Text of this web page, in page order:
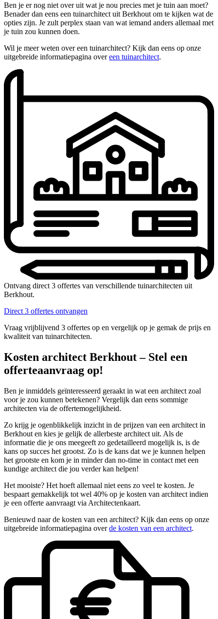
Ben je er nog niet over uit wat je nou precies met je tuin aan moet?
Benader dan eens een tuinarchitect uit Berkhout om te kijken wat de
opties zijn. Je zult perplex staan van wat iemand anders allemaal met
je tuin zou kunnen doen.
Wil je meer weten over een tuinarchitect? Kijk dan eens op onze
uitgebreide informatiepagina overeen tuinarchitect.
Ontvang direct 3 offertes van verschillende tuinarchitecten uit
Berkhout.
Direct 3 offertes ontvangen
Vraag vrijblijvend 3 offertes op en vergelijk op je gemak de prijs en
kwaliteit van tuinarchitecten.
Kosten architect Berkhout – Stel een
offerteaanvraag op!
Ben je inmiddels geïnteresseerd geraakt in wat een architect zoal
voor je zou kunnen betekenen? Vergelijk dan eens sommige
architecten via de offertemogelijkheid.
Zo krijg je ogenblikkelijk inzicht in de prijzen van een architect in
Berkhout en kies je gelijk de allerbeste architect uit. Als de
informatie die je ons meegeeft zo gedetailleerd mogelijk is, is de
kans op succes het grootst. Zo is de kans dat we je kunnen helpen
het grootste en kom je in minder dan no-time in contact met een
kundige architect die jou verder kan helpen!
Het mooiste? Het hoeft allemaal niet eens zo veel te kosten. Je
bespaart gemakkelijk tot wel 40% op je kosten van architect indien
je een offerte aanvraagt via Architectenkaart.
Benieuwd naar de kosten van een architect? Kijk dan eens op onze
uitgebreide informatiepagina overde kosten van een architect.